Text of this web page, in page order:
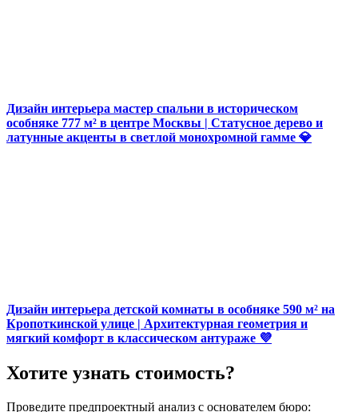
Дизайн интерьера мастер спальни в историческом
особняке 777 м² в центре Москвы | Статусное дерево и
латунные акценты в светлой монохромной гамме 💎
Дизайн интерьера детской комнаты в особняке 590 м² на
Кропоткинской улице | Архитектурная геометрия и
мягкий комфорт в классическом антураже 💜
Хотите узнать стоимость?
Проведите предпроектный анализ с основателем бюро: